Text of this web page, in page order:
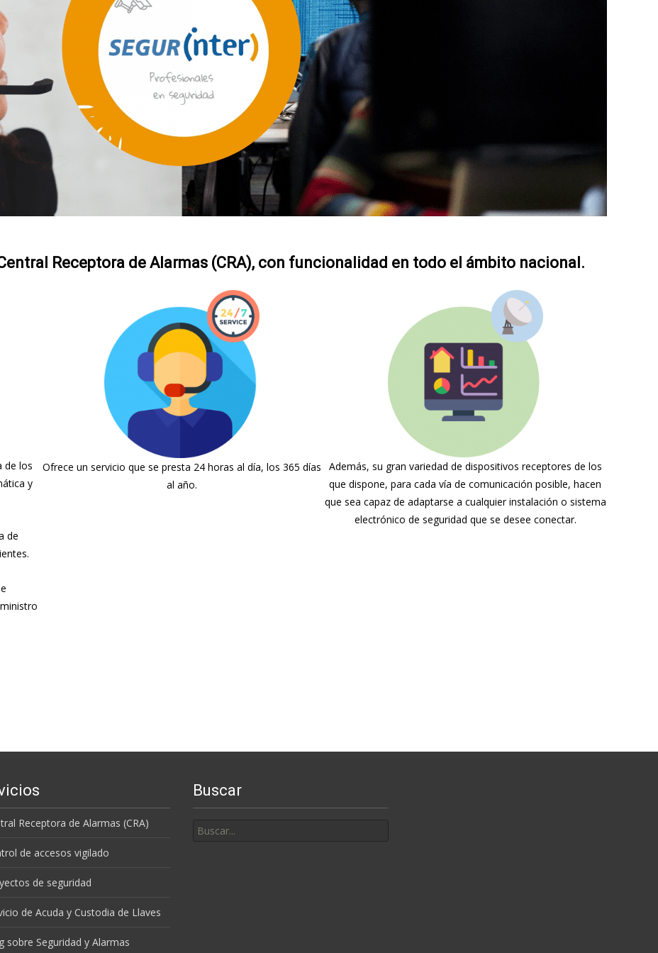
Receptora de Alarmas (CRA), con funcionalidad en todo el ámbito nacional.
de los
y
de
Ofrece un servicio que se presta 24 horas al día, los 365 días
al año.
Además, su gran variedad de dispositivos receptores de los
que dispone, para cada vía de comunicación posible, hacen
que sea capaz de adaptarse a cualquier instalación o sistema
electrónico de seguridad que se desee conectar.
Receptora de Alarmas (CRA)
de accesos vigilado
de seguridad
de Acuda y Custodia de Llaves
sobre Seguridad y Alarmas
Buscar
por: